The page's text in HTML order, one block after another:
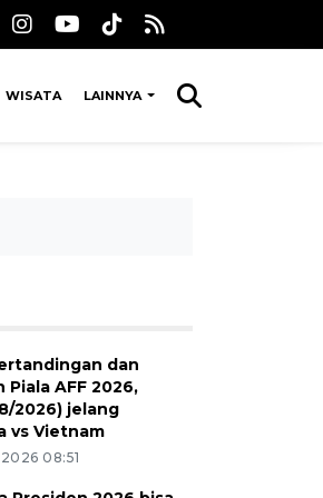
WISATA LAINNYA
dan
Piala AFF 2026,
2026) jelang
vs Vietnam
08:51